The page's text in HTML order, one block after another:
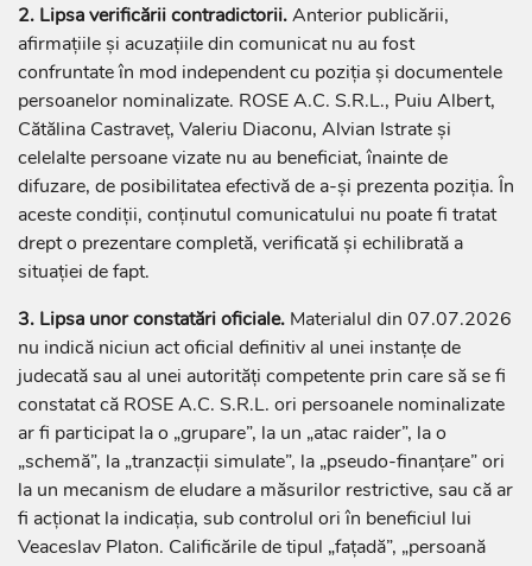
2. Lipsa verificării contradictorii.Anterior publicării,
afirmațiile și acuzațiile din comunicat nu au fost
confruntate în mod independent cu poziția și documentele
persoanelor nominalizate. ROSE A.C. S.R.L., Puiu Albert,
Cătălina Castraveț, Valeriu Diaconu, Alvian Istrate și
celelalte persoane vizate nu au beneficiat, înainte de
difuzare, de posibilitatea efectivă de a-și prezenta poziția. În
aceste condiții, conținutul comunicatului nu poate fi tratat
drept o prezentare completă, verificată și echilibrată a
situației de fapt.
3. Lipsa unor constatări oficiale. Materialul din 07.07.2026
nu indică niciun act oficial definitiv al unei instanțe de
judecată sau al unei autorități competente prin care să se fi
constatat că ROSE A.C. S.R.L. ori persoanele nominalizate
ar fi participat la o „grupare”, la un „atac raider”, la o
„schemă”, la „tranzacții simulate”, la „pseudo-finanțare” ori
la un mecanism de eludare a măsurilor restrictive, sau că ar
fi acționat la indicația, sub controlul ori în beneficiul lui
Veaceslav Platon. Calificările de tipul „fațadă”, „persoană